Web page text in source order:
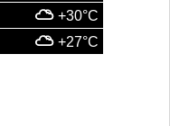
+30°C
+27°C